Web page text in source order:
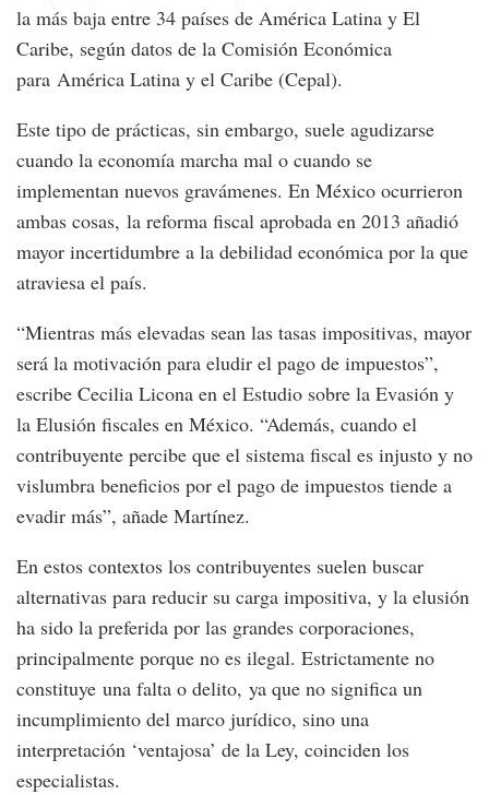
la más baja entre 34 países de América Latina y El
Caribe, según datos de la Comisión Económica
para América Latina y el Caribe (Cepal).
Este tipo de prácticas, sin embargo, suele agudizarse
cuando la economía marcha mal o cuando se
implementan nuevos gravámenes. En México ocurrieron
ambas cosas, la reforma fiscal aprobada en 2013 añadió
mayor incertidumbre a la debilidad económica por la que
atraviesa el país.
“Mientras más elevadas sean las tasas impositivas, mayor
será la motivación para eludir el pago de impuestos”,
escribe Cecilia Licona en el Estudio sobre la Evasión y
la Elusión fiscales en México. “Además, cuando el
contribuyente percibe que el sistema fiscal es injusto y no
vislumbra beneficios por el pago de impuestos tiende a
evadir más”, añade Martínez.
En estos contextos los contribuyentes suelen buscar
alternativas para reducir su carga impositiva, y la elusión
ha sido la preferida por las grandes corporaciones,
principalmente porque no es ilegal. Estrictamente no
constituye una falta o delito, ya que no significa un
incumplimiento del marco jurídico, sino una
interpretación ‘ventajosa’ de la Ley, coinciden los
especialistas.